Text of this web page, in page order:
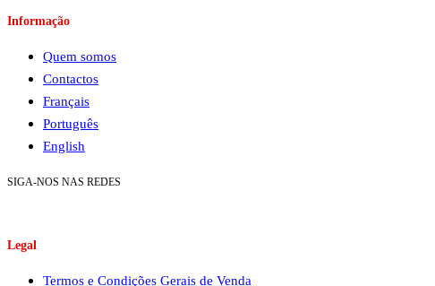
Informação
Quem somos
Contactos
Français
Português
English
SIGA-NOS NAS REDES
Legal
Termos e Condições Gerais de Venda